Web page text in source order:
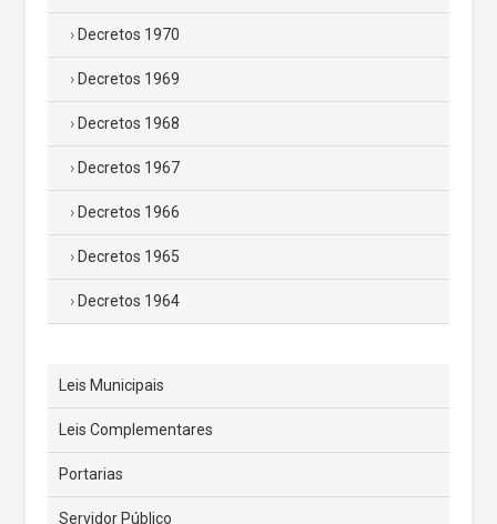
Decretos 1970
Decretos 1969
Decretos 1968
Decretos 1967
Decretos 1966
Decretos 1965
Decretos 1964
Leis Municipais
Leis Complementares
Portarias
Servidor Público